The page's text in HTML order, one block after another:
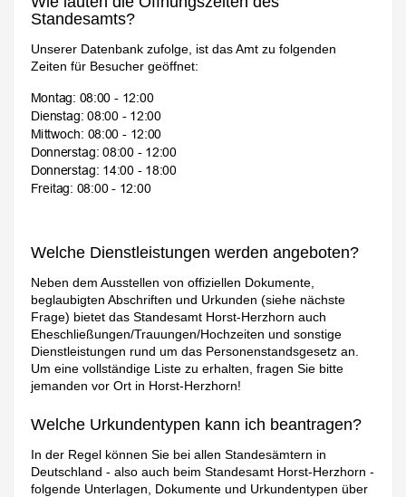
Standesamts?
Unserer Datenbank zufolge, ist das Amt zu folgenden
Zeiten für Besucher geöffnet:
Welche Dienstleistungen werden angeboten?
Neben dem Ausstellen von offiziellen Dokumente,
beglaubigten Abschriften und Urkunden (siehe nächste
Frage) bietet das Standesamt Horst-Herzhorn auch
Eheschließungen/Trauungen/Hochzeiten und sonstige
Dienstleistungen rund um das Personenstandsgesetz an.
Um eine vollständige Liste zu erhalten, fragen Sie bitte
jemanden vor Ort in Horst-Herzhorn!
Welche Urkundentypen kann ich beantragen?
In der Regel können Sie bei allen Standesämtern in
Deutschland - also auch beim Standesamt Horst-Herzhorn -
folgende Unterlagen, Dokumente und Urkundentypen über